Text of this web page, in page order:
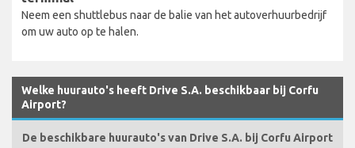
Neem een shuttlebus naar de balie van het autoverhuurbedrijf
om uw auto op te halen.
Welke huurauto's heeft Drive S.A. beschikbaar bij Corfu
Airport?
De beschikbare huurauto's van Drive S.A. bij Corfu Airport